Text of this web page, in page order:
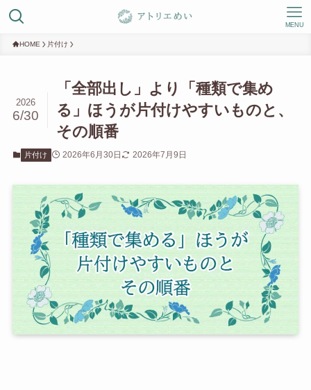
MENU
HOME 片付け
「全部出し」より「種類で集め
る」ほうが片付けやすいものと、
その順番
2026
6/30
片付け 2026年6月30日 2026年7月9日